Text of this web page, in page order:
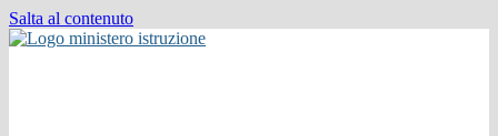
Salta al contenuto